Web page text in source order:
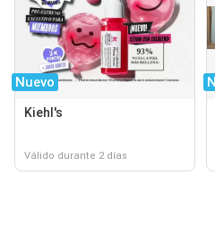
Nuevo
Kiehl's
Válido durante 2 días